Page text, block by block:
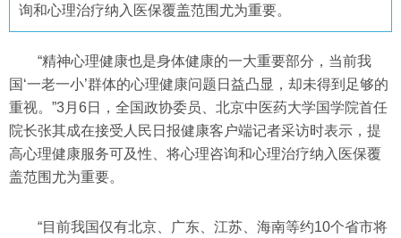
询和心理治疗纳入医保覆盖范围尤为重要。
“精神心理健康也是身体健康的一大重要部分，当前我
国‘一老一小’群体的心理健康问题日益凸显，却未得到足够的
重视。”3月6日，全国政协委员、北京中医药大学国学院首任
院长张其成在接受人民日报健康客户端记者采访时表示，提
高心理健康服务可及性、将心理咨询和心理治疗纳入医保覆
盖范围尤为重要。
“目前我国仅有北京、广东、江苏、海南等约10个省市将